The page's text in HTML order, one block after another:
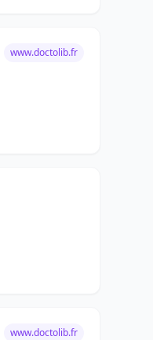
www.doctolib.fr
www.doctolib.fr